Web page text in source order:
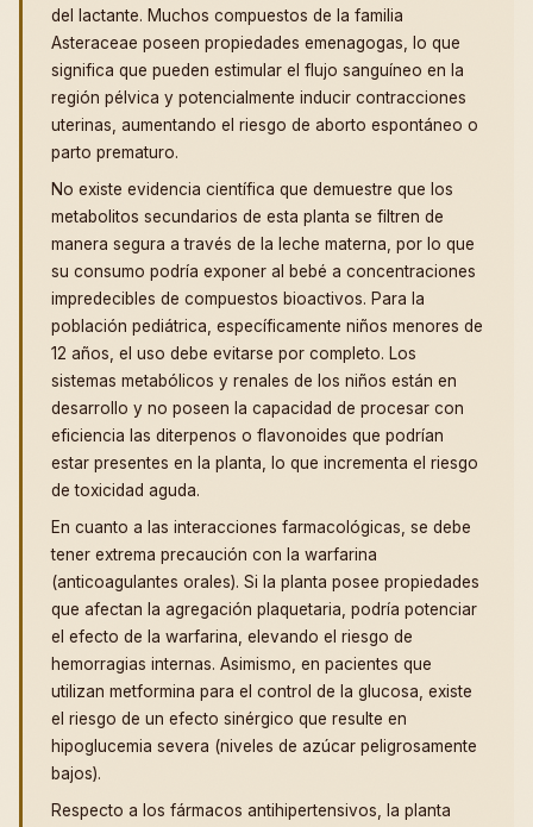
del lactante. Muchos compuestos de la familia
Asteraceae poseen propiedades emenagogas, lo que
significa que pueden estimular el flujo sanguíneo en la
región pélvica y potencialmente inducir contracciones
uterinas, aumentando el riesgo de aborto espontáneo o
parto prematuro.
No existe evidencia científica que demuestre que los
metabolitos secundarios de esta planta se filtren de
manera segura a través de la leche materna, por lo que
su consumo podría exponer al bebé a concentraciones
impredecibles de compuestos bioactivos. Para la
población pediátrica, específicamente niños menores de
12 años, el uso debe evitarse por completo. Los
sistemas metabólicos y renales de los niños están en
desarrollo y no poseen la capacidad de procesar con
eficiencia las diterpenos o flavonoides que podrían
estar presentes en la planta, lo que incrementa el riesgo
de toxicidad aguda.
En cuanto a las interacciones farmacológicas, se debe
tener extrema precaución con la warfarina
(anticoagulantes orales). Si la planta posee propiedades
que afectan la agregación plaquetaria, podría potenciar
el efecto de la warfarina, elevando el riesgo de
hemorragias internas. Asimismo, en pacientes que
utilizan metformina para el control de la glucosa, existe
el riesgo de un efecto sinérgico que resulte en
hipoglucemia severa (niveles de azúcar peligrosamente
bajos).
Respecto a los fármacos antihipertensivos, la planta